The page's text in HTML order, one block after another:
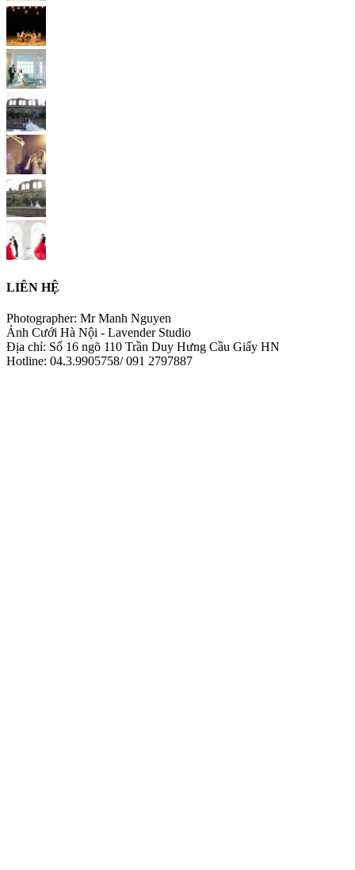
LIÊN HỆ
Photographer: Mr Manh Nguyen
Ảnh Cưới Hà Nội - Lavender Studio
Địa chỉ: Số 16 ngõ 110 Trần Duy Hưng Cầu Giấy HN
Hotline: 04.3.9905758/ 091 2797887